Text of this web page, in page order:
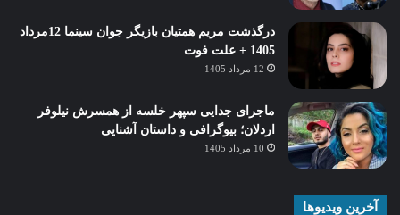
درگذشت مریم همتیان بازیگر جوان سینما 12مرداد
1405 + علت فوت
12 مرداد 1405
ماجرای جدایی سپهر خلسه از همسرش نیلوفر
اردلان؛ بیوگرافی و داستان آشنایی
10 مرداد 1405
آخرین ویدیوها